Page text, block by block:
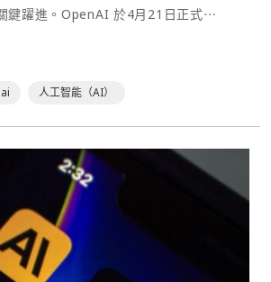
鍵躍進。OpenAI 於4月21日正式⋯
人工智能（AI）